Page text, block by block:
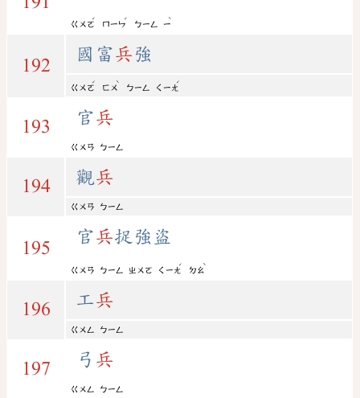
ㄍㄨㄛ
ˊ
ㄇㄧㄣ
ˊ
ㄅㄧㄥ ㄧ
ˋ
192
國富兵強
ㄍㄨㄛ
ˊ
ㄈㄨ
ˋ
ㄅㄧㄥ ㄑㄧㄤ
ˊ
193 官兵
ㄍㄨㄢ ㄅㄧㄥ
194 觀兵
ㄍㄨㄢ ㄅㄧㄥ
195
官兵捉強盜
ㄍㄨㄢ ㄅㄧㄥ ㄓㄨㄛ ㄑㄧㄤ
ˊ
ㄉㄠ
ˋ
196 工兵
ㄍㄨㄥ ㄅㄧㄥ
197 弓 兵
ㄍㄨㄥ ㄅㄧㄥ